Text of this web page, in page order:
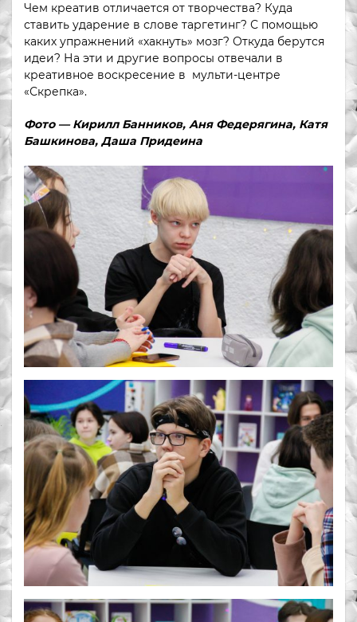
Чем креатив отличается от творчества? Куда
ставить ударение в слове таргетинг? С помощью
каких упражнений «хакнуть» мозг? Откуда берутся
идеи? На эти и другие вопросы отвечали в
креативное воскресение в мульти-центре
«Скрепка».
Фото — Кирилл Банников, Аня Федерягина, Катя
Башкинова, Даша Придеина